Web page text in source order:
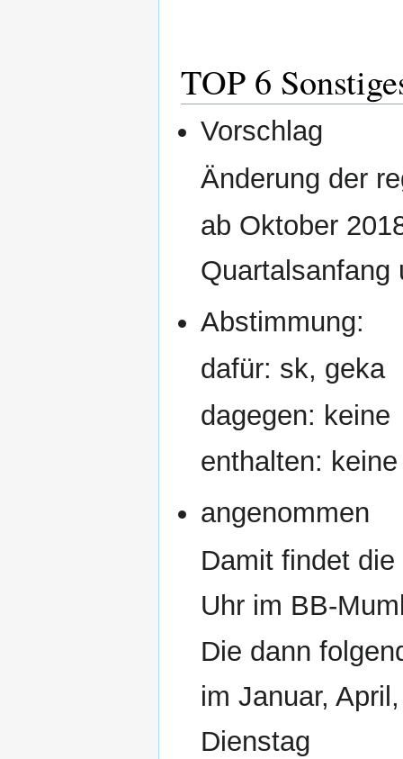
TOP 6
Vorschlag
Änderung der
ab Oktober
Quartalsanfang
Abstimmung:
dafür: sk, geka
dagegen: keine
enthalten: keine
angenommen
Damit findet
Uhr im BB-
Die dann
im Januar,
Dienstag